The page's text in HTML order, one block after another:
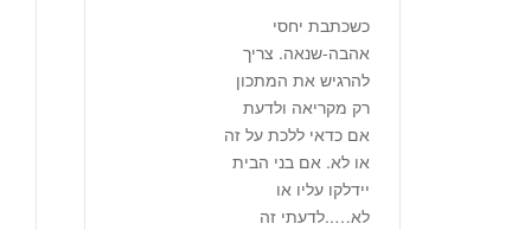
כשכתבת יחסי
אהבה-שנאה. צריך
להרגיש את המתכון
רק מקריאה ולדעת
אם כדאי ללכת על זה
או לא. אם בני הבית
יידלקו עליו או
לא…..לדעתי זה